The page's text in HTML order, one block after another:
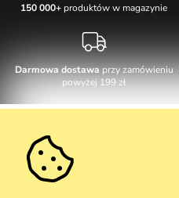
150 000+ produktów w magazynie
Darmowa dostawaprzy zamówieniu
powyżej 199 zł
W dni robocze Pn-Pt: 8-17h
info@vuch.pl
Informacje o zakupie
Kontakt